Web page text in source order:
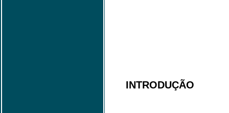
INTRODUÇÃO